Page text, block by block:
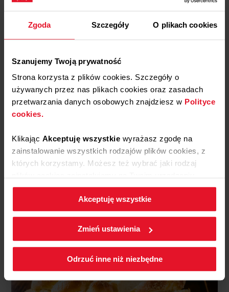
Zgoda Szczegóły O plikach cookies
Szanujemy Twoją prywatność
Strona korzysta z plików cookies. Szczegóły o
używanych przez nas plikach cookies oraz zasadach
przetwarzania danych osobowych znajdziesz w Polityce
cookies.
Klikając Akceptuję wszystkie wyrażasz zgodę na
zainstalowanie wszystkich rodzajów plików cookies, z
których korzystamy. Możesz też wybrać jaki rodzaj
klikającZmień ustawienia.
W każdej chwili możesz zmienić wybrane przez Ciebie
ustawienia plików cookies wchodząc w zakładkę
Akceptuję wszystkie
Zmień ustawienia
Odrzuć inne niż niezbędne
Yeast buns